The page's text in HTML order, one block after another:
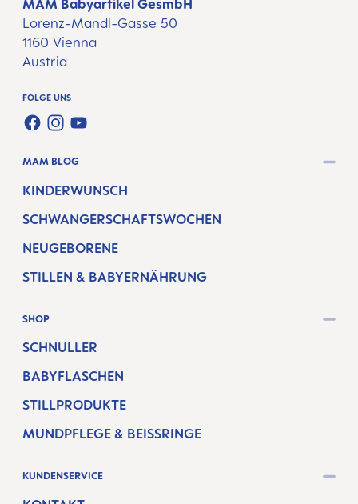
MAM Babyartikel GesmbH
Lorenz-Mandl-Gasse 50
1160 Vienna
Austria
FOLGE UNS
FACEBOOK
INSTAGRAM
YOUTUBE
MAM BLOG
KINDERWUNSCH
SCHWANGERSCHAFTSWOCHEN
NEUGEBORENE
STILLEN & BABYERNÄHRUNG
SHOP
SCHNULLER
BABYFLASCHEN
STILLPRODUKTE
MUNDPFLEGE & BEISSRINGE
KUNDENSERVICE